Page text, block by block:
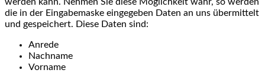
die in der Eingabemaske eingegeben Daten an uns übermittelt
und gespeichert. Diese Daten sind:
Anrede
Nachname
Vorname